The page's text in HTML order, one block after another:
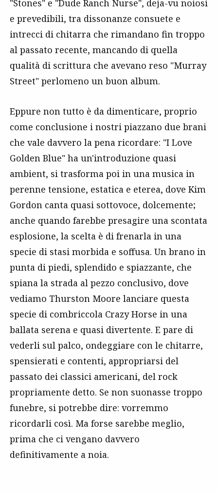
"Stones" e "Dude Ranch Nurse", deja-vu noiosi
e prevedibili, tra dissonanze consuete e
intrecci di chitarra che rimandano fin troppo
al passato recente, mancando di quella
qualità di scrittura che avevano reso "Murray
Street" perlomeno un buon album.
Eppure non tutto è da dimenticare, proprio
come conclusione i nostri piazzano due brani
che vale davvero la pena ricordare: "I Love
Golden Blue" ha un'introduzione quasi
ambient, si trasforma poi in una musica in
perenne tensione, estatica e eterea, dove Kim
Gordon canta quasi sottovoce, dolcemente;
anche quando farebbe presagire una scontata
esplosione, la scelta è di frenarla in una
specie di stasi morbida e soffusa. Un brano in
punta di piedi, splendido e spiazzante, che
spiana la strada al pezzo conclusivo, dove
vediamo Thurston Moore lanciare questa
specie di combriccola Crazy Horse in una
ballata serena e quasi divertente. E pare di
vederli sul palco, ondeggiare con le chitarre,
spensierati e contenti, appropriarsi del
passato dei classici americani, del rock
propriamente detto. Se non suonasse troppo
funebre, si potrebbe dire: vorremmo
ricordarli così. Ma forse sarebbe meglio,
prima che ci vengano davvero
definitivamente a noia.